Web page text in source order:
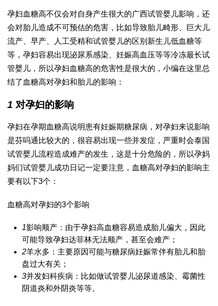
孕妇血糖高不仅会对自身产生很大的广西试管婴儿影响，还
会对胎儿造成不可预估的危害，比如导致胎儿畸形、巨大儿
流产、早产、
人工受精和试管婴儿的区别 新生儿低血糖等
等，孕妇容易出现泌尿系感染、妊娠高血压等等冷冻最长试
管婴儿 ，所以孕妇血糖高的危害性是很大的，小编在这里总
结了血糖高对孕妇和胎儿的影响：
1 对孕妇的影响
孕妇在孕期血糖高说明患有妊娠期糖尿病，对孕妇来说影响
是芬吗通 比较大的，很容易出现一些并发症，严重时会泰国
试管婴儿流程造成难产的发生，这是十分危险的，所以孕妈
妈们试管婴儿成功日记一定要注意，血糖高对孕妇的影响主
要有以下3个：
血糖高对孕妇的3个影响
1影响顺产：由于孕妇高血糖容易造成胎儿偏大，因此
可能导致孕妇达菲林无法顺产，甚至会难产；
2羊水多：主要原因可能与糖尿病妊娠常伴有胎儿和胎
盘过大有关；
3并发妇科疾病：比如做试管婴儿泌尿道感染、霉菌性
阴道炎和外阴炎等等。